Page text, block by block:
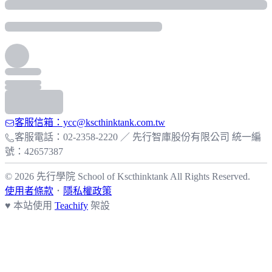
客服信箱：ycc@kscthinktank.com.tw
客服電話：02-2358-2220 ／ 先行智庫股份有限公司 統一編
號：42657387
© 2026 先行學院 School of Kscthinktank All Rights Reserved.
使用者條款 ． 隱私權政策
♥ 本站使用 Teachify 架設